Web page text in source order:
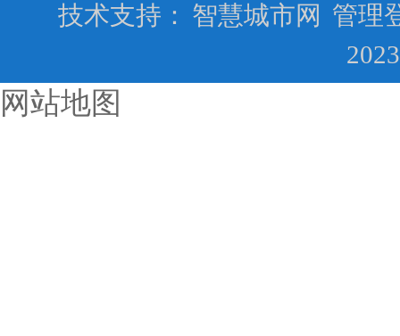
技术支持： 智慧城市网 管理
网站地图